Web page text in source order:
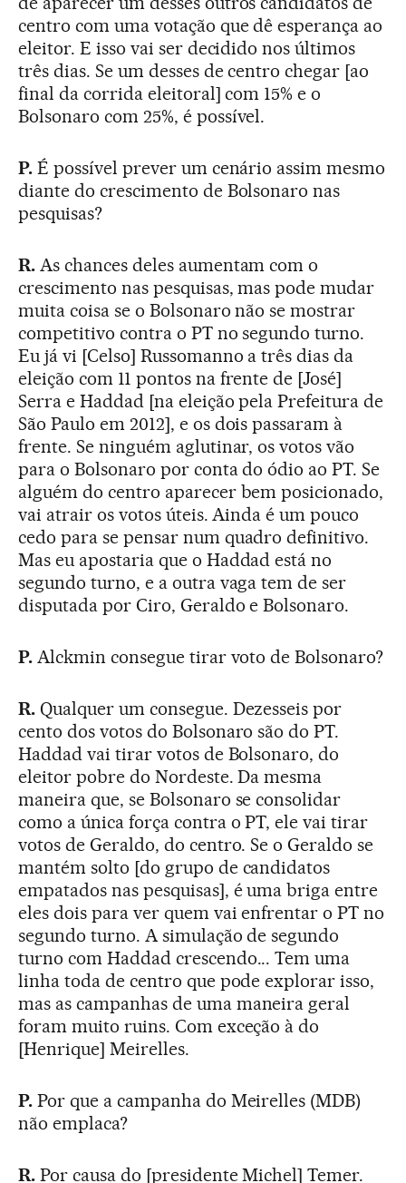
centro com uma votação que dê esperança ao
eleitor. E isso vai ser decidido nos últimos
três dias. Se um desses de centro chegar [ao
final da corrida eleitoral] com 15% e o
Bolsonaro com 25%, é possível.
P.É possível prever um cenário assim mesmo
diante do crescimento de Bolsonaro nas
pesquisas?
R.As chances deles aumentam com o
crescimento nas pesquisas, mas pode mudar
muita coisa se o Bolsonaro não se mostrar
competitivo contra o PT no segundo turno.
Eu já vi [Celso] Russomanno a três dias da
eleição com 11 pontos na frente de [José]
Serra e Haddad [na eleição pela Prefeitura de
São Paulo em 2012], e os dois passaram à
frente. Se ninguém aglutinar, os votos vão
para o Bolsonaro por conta do ódio ao PT. Se
alguém do centro aparecer bem posicionado,
vai atrair os votos úteis. Ainda é um pouco
cedo para se pensar num quadro definitivo.
Mas eu apostaria que o Haddad está no
segundo turno, e a outra vaga tem de ser
disputada por Ciro, Geraldo e Bolsonaro.
P.Alckmin consegue tirar voto de Bolsonaro?
R.Qualquer um consegue. Dezesseis por
cento dos votos do Bolsonaro são do PT.
Haddad vai tirar votos de Bolsonaro, do
eleitor pobre do Nordeste. Da mesma
maneira que, se Bolsonaro se consolidar
como a única força contra o PT, ele vai tirar
votos de Geraldo, do centro. Se o Geraldo se
mantém solto [do grupo de candidatos
empatados nas pesquisas], é uma briga entre
eles dois para ver quem vai enfrentar o PT no
segundo turno. A simulação de segundo
turno com Haddad crescendo... Tem uma
linha toda de centro que pode explorar isso,
mas as campanhas de uma maneira geral
foram muito ruins. Com exceção à do
[Henrique] Meirelles.
P.Por que a campanha do Meirelles (MDB)
não emplaca?
R.Por causa do [presidente Michel] Temer.